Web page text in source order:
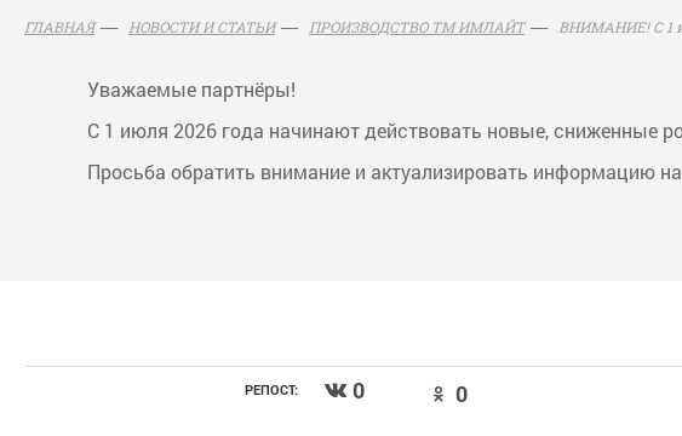
ГЛАВНАЯ НОВОСТИ И СТАТЬИ ПРОИЗВОДСТВО ТМ ИМЛАЙТ ВНИМАНИЕ! С 1
Уважаемые партнёры!
С 1 июля 2026 года начинают действовать новые, сниженные
Просьба обратить внимание и актуализировать информацию
РЕПОСТ: 0 0